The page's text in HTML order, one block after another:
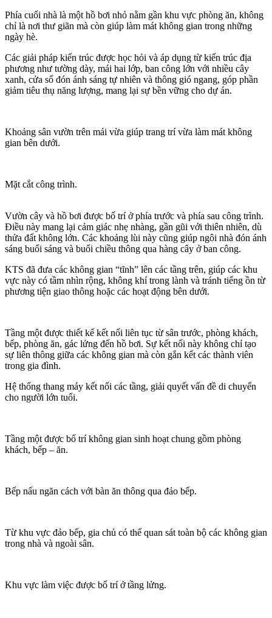
Phía cuối nhà là một hồ bơi nhỏ nằm gần khu vực phòng ăn, không
chỉ là nơi thư giãn mà còn giúp làm mát không gian trong những
ngày hè.
Các giải pháp kiến trúc được học hỏi và áp dụng từ kiến trúc địa
phương như tường dày, mái hai lớp, ban công lớn với nhiều cây
xanh, cửa sổ đón ánh sáng tự nhiên và thông gió ngang, góp phần
giảm tiêu thụ năng lượng, mang lại sự bền vững cho dự án.
Khoảng sân vườn trên mái vừa giúp trang trí vừa làm mát không
gian bên dưới.
Mặt cắt công trình.
Vườn cây và hồ bơi được bố trí ở phía trước và phía sau công trình.
Điều này mang lại cảm giác nhẹ nhàng, gần gũi với thiên nhiên, dù
thửa đất không lớn. Các khoảng lùi này cũng giúp ngôi nhà đón ánh
sáng buổi sáng và buổi chiều thông qua hàng cây ở ban công.
KTS đã đưa các không gian “tĩnh” lên các tầng trên, giúp các khu
vực này có tầm nhìn rộng, không khí trong lành và tránh tiếng ồn từ
phương tiện giao thông hoặc các hoạt động bên dưới.
Tầng một được thiết kế kết nối liên tục từ sân trước, phòng khách,
bếp, phòng ăn, gác lửng đến hồ bơi. Sự kết nối này không chỉ tạo
sự liên thông giữa các không gian mà còn gắn kết các thành viên
trong gia đình.
Hệ thống thang máy kết nối các tầng, giải quyết vấn đề di chuyển
cho người lớn tuổi.
Tầng một được bố trí không gian sinh hoạt chung gồm phòng
khách, bếp – ăn.
Bếp nấu ngăn cách với bàn ăn thông qua đảo bếp.
Từ khu vực đảo bếp, gia chủ có thể quan sát toàn bộ các không gian
trong nhà và ngoài sân.
Khu vực làm việc được bố trí ở tầng lửng.